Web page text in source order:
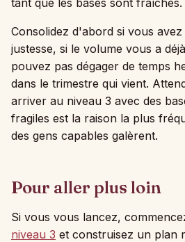
tant que les bases sont fraîches.
Consolidez d'abord si vous
justesse, si le volume vous a
pouvez pas dégager de temps
dans le trimestre qui vient.
arriver au niveau 3 avec des
fragiles est la raison la plus
des gens capables galèrent.
Pour aller plus loin
Si vous vous lancez,
niveau 3 et construisez un plan